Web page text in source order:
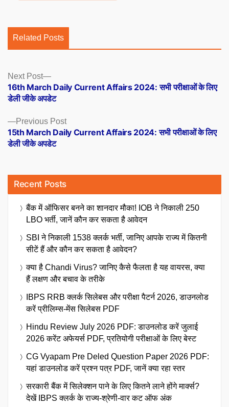
Related Posts
Posts
navigation
Previous PostPrevious
post:
15th March Daily Current Affairs 2024: सभी परीक्षाओं के लिए
डेली जीके अपडेट
Next Post
Next
post:
16th March Daily Current Affairs 2024: सभी परीक्षाओं के लिए
डेली जीके अपडेट
Recent Posts
बैंक में ऑफिसर बनने का शानदार मौका! IOB ने निकाली 250
LBO भर्ती, जानें कौन कर सकता है आवेदन
SBI ने निकाली 1538 क्लर्क भर्ती, जानिए आपके राज्य में कितनी
सीटें हैं और कौन कर सकता है आवेदन?
क्या है Chandi Virus? जानिए कैसे फैलता है यह वायरस, क्या
हैं लक्षण और बचाव के तरीके
IBPS RRB क्लर्क सिलेबस और परीक्षा पैटर्न 2026, डाउनलोड
करें प्रीलिम्स-मेंस सिलेबस PDF
Hindu Review July 2026 PDF: डाउनलोड करें जुलाई
2026 करेंट अफेयर्स PDF, प्रतियोगी परीक्षाओं के लिए बेस्ट
CG Vyapam Pre Deled Question Paper 2026 PDF:
यहां डाउनलोड करें प्रश्न पत्र PDF, जानें क्या रहा स्तर
सरकारी बैंक में सिलेक्शन पाने के लिए कितने लाने होंगे मार्क्स?
देखें IBPS क्लर्क के राज्य-श्रेणी-वार कट ऑफ अंक